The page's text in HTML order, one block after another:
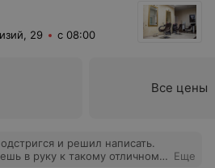
29 с 08:00
Все цены
и решил написать.
в руку к такому отличному
Еще